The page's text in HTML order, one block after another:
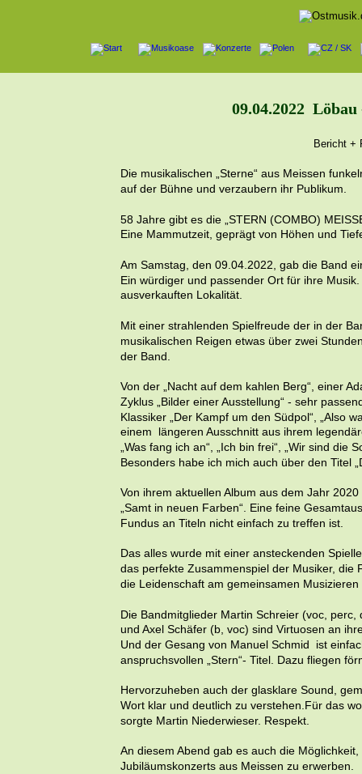
09.04.2022
Bericht +
Die musikalischen „Sterne“ aus Meissen
auf der Bühne und verzaubern ihr Publikum.
58 Jahre gibt es die „STERN (COMBO)
Eine Mammutzeit, geprägt von Höhen und
Am Samstag, den 09.04.2022, gab die Band
Ein würdiger und passender Ort für ihre
ausverkauften Lokalität.
Mit einer strahlenden Spielfreude der in der
musikalischen Reigen etwas über zwei
der Band.
Von der „Nacht auf dem kahlen Berg“, einer
Zyklus „Bilder einer Ausstellung“ - sehr
Klassiker „Der Kampf um den Südpol“, „Also
einem  längeren Ausschnitt aus ihrem
„Was fang ich an“, „Ich bin frei“, „Wir sind
Besonders habe ich mich auch über den Titel
Von ihrem aktuellen Album aus dem Jahr
„Samt in neuen Farben“. Eine feine
Fundus an Titeln nicht einfach zu treffen ist.
Das alles wurde mit einer ansteckenden
das perfekte Zusammenspiel der Musiker,
die Leidenschaft am gemeinsamen
Die Bandmitglieder Martin Schreier (voc,
und Axel Schäfer (b, voc) sind Virtuosen an
Und der Gesang von Manuel Schmid  ist
anspruchsvollen „Stern“- Titel. Dazu fliegen
Hervorzuheben auch der glasklare Sound,
Wort klar und deutlich zu verstehen.Für das
sorgte Martin Niederwieser. Respekt.
An diesem Abend gab es auch die
Jubiläumskonzerts aus Meissen zu erwerben.